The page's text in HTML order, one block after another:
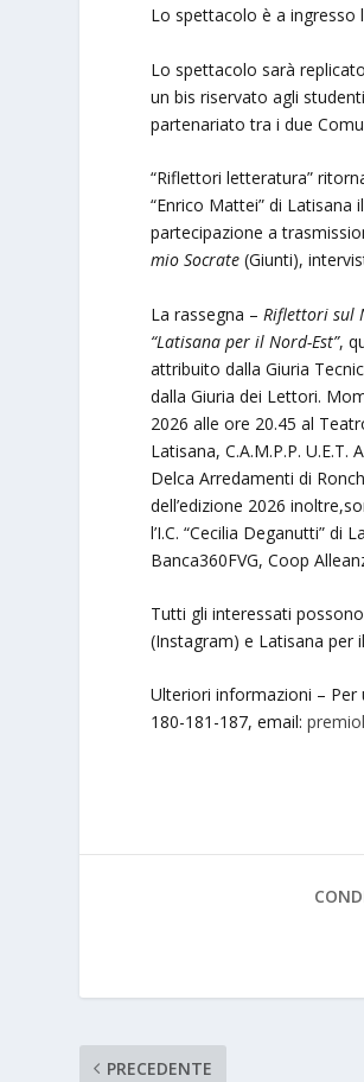
Lo spettacolo è a
Lo spettacolo sarà
un bis riservato agli
partenariato tra i due
“Riflettori letteratura”
“Enrico Mattei” di
partecipazione a
mio Socrate (Giunti),
La rassegna – Riflettori sul
“Latisana per il Nord-Est”,
attribuito dalla Giuria
dalla Giuria dei Lettori.
2026 alle ore 20.45 al
Latisana, C.A.M.P.P.
Delca Arredamenti di
dell’edizione 2026
l’I.C. “Cecilia Deganutti”
Banca360FVG, Coop
Tutti gli interessati
(Instagram) e Latisana per
Ulteriori informazioni – Per
180-181-187, email:
PRECEDENTE